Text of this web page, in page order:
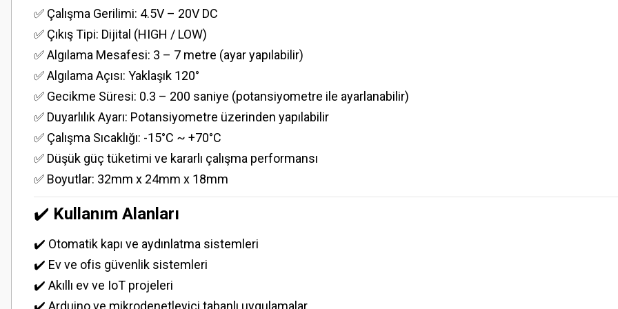
✅ Çalışma Gerilimi: 4.5V – 20V DC
✅ Çıkış Tipi: Dijital (HIGH / LOW)
✅ Algılama Mesafesi: 3 – 7 metre (ayar yapılabilir)
✅ Algılama Açısı: Yaklaşık 120°
✅ Gecikme Süresi: 0.3 – 200 saniye (potansiyometre ile ayarlanabilir)
✅ Duyarlılık Ayarı: Potansiyometre üzerinden yapılabilir
✅ Çalışma Sıcaklığı: -15°C ~ +70°C
✅ Düşük güç tüketimi ve kararlı çalışma performansı
✅ Boyutlar: 32mm x 24mm x 18mm
✔️ Kullanım Alanları
✔️ Otomatik kapı ve aydınlatma sistemleri
✔️ Ev ve ofis güvenlik sistemleri
✔️ Akıllı ev ve IoT projeleri
✔️ Arduino ve mikrodenetleyici tabanlı uygulamalar